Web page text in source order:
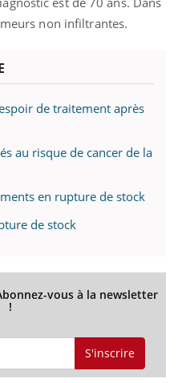
non infiltrantes.
de traitement après
au risque de cancer de la
en rupture de stock
de stock
vous à la newsletter
!
S'inscrire